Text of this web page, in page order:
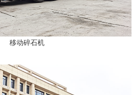
移动碎石机